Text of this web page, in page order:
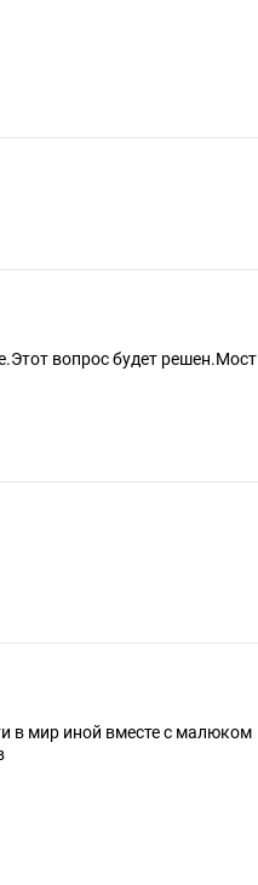
вопрос будет решен.Мост
в мир иной вместе с малюком